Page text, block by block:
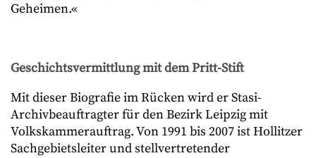
Geheimen.«
Geschichtsvermittlung mit dem Pritt-Stift
Mit dieser Biografie im Rücken wird er Stasi-
Archivbeauftragter für den Bezirk Leipzig mit
Volkskammerauftrag. Von 1991 bis 2007 ist Hollitzer
Sachgebietsleiter und stellvertretender